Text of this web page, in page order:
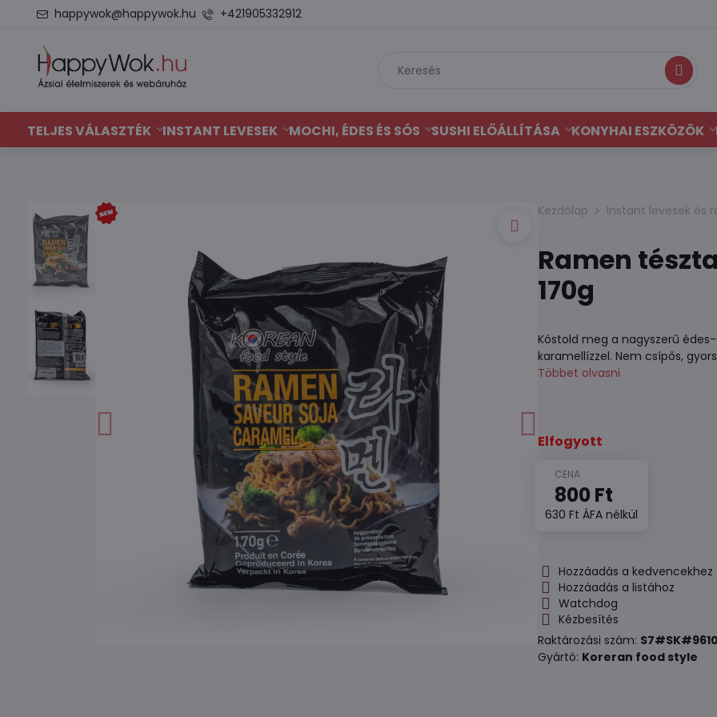
happywok@happywok.hu +421905332912
Keresés
TELJES VÁLASZTÉK INSTANT LEVESEK MOCHI, ÉDES ÉS SÓS SUSHI ELŐÁLLÍTÁSA KONYHAI ESZKÖZÖK
Kezdőlap Instant levesek és
Ramen
170g
Kóstold meg a nagyszerű
karamellízzel. Nem csípős,
Többet olvasni
Elfogyott
800 Ft
630 Ft ÁFA nélkül
Hozzáadás a kedvencekhez
Hozzáadás a listához
Watchdog
Kézbesítés
Raktározási szám:
Gyártó: Koreran food style